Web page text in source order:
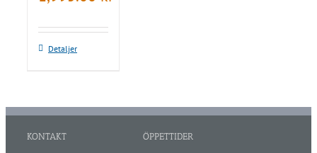
Detaljer
KONTAKT ÖPPETTIDER